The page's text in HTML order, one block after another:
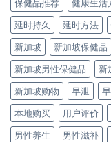
保健品推荐
健康生活
延时持久
延时方法
新加坡
新加坡保健品
新加坡男性保健品
新
新加坡购物
早泄
本地购买
用户评价
男性养生
男性滋补